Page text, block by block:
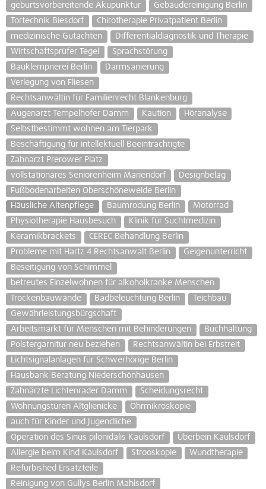
geburtsvorbereitende Akupunktur
Gebäudereinigung Berlin
Tortechnik Biesdorf
Chirotherapie Privatpatient Berlin
medizinische Gutachten
Differentialdiagnostik und Therapie
Wirtschaftsprüfer Tegel
Sprachstörung
Bauklempnerei Berlin
Darmsanierung
Verlegung von Fliesen
Rechtsanwältin für Familienrecht Blankenburg
Augenarzt Tempelhofer Damm
Kaution
Höranalyse
Selbstbestimmt wohnen am Tierpark
Beschäftigung für intellektuell Beeinträchtigte
Zahnarzt Prerower Platz
vollstationäres Seniorenheim Mariendorf
Designbelag
Fußbodenarbeiten Oberschöneweide Berlin
Häusliche Altenpflege
Baumrodung Berlin
Motorrad
Physiotherapie Hausbesuch
Klinik für Suchtmedizin
Keramikbrackets
CEREC Behandlung Berlin
Probleme mit Hartz 4 Rechtsanwalt Berlin
Geigenunterricht
Beseitigung von Schimmel
betreutes Einzelwohnen für alkoholkranke Menschen
Trockenbauwände
Badbeleuchtung Berlin
Teichbau
Gewährleistungsbürgschaft
Arbeitsmarkt für Menschen mit Behinderungen
Buchhaltung
Polstergarnitur neu beziehen
Rechtsanwältin bei Erbstreit
Lichtsignalanlagen für Schwerhörige Berlin
Hausbank Beratung Niederschönhausen
Zahnärzte Lichtenrader Damm
Scheidungsrecht
Wohnungstüren Altglienicke
Ohrmikroskopie
auch für Kinder und Jugendliche
Operation des Sinus pilonidalis Kaulsdorf
Überbein Kaulsdorf
Allergie beim Kind Kaulsdorf
Strooskopie
Wundtherapie
Refurbished Ersatzteile
Reinigung von Gullys Berlin Mahlsdorf